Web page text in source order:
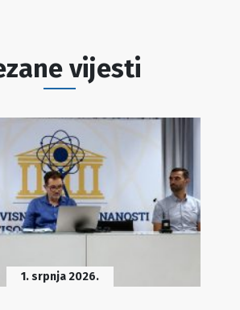
vijesti
1. srpnja 2026.